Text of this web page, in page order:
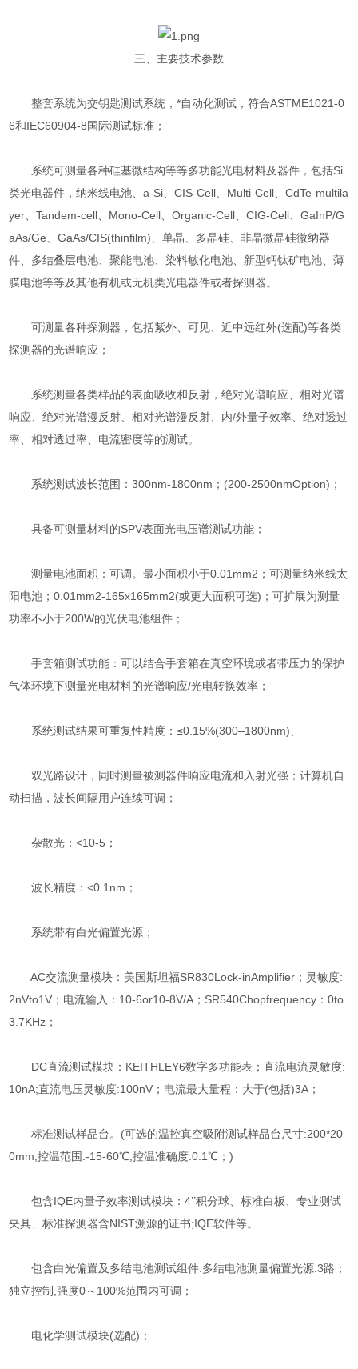
三、主要技术参数
整套系统为交钥匙测试系统，*自动化测试，符合ASTME1021-0
6和IEC60904-8国际测试标准；
系统可测量各种硅基微结构等等多功能光电材料及器件，包括Si
类光电器件，纳米线电池、a-Si、CIS-Cell、Multi-Cell、CdTe-multila
yer、Tandem-cell、Mono-Cell、Organic-Cell、CIG-Cell、GaInP/G
aAs/Ge、GaAs/CIS(thinfilm)、单晶、多晶硅、非晶微晶硅微纳器
件、多结叠层电池、聚能电池、染料敏化电池、新型钙钛矿电池、薄
膜电池等等及其他有机或无机类光电器件或者探测器。
可测量各种探测器，包括紫外、可见、近中远红外(选配)等各类
探测器的光谱响应；
系统测量各类样品的表面吸收和反射，绝对光谱响应、相对光谱
响应、绝对光谱漫反射、相对光谱漫反射、内/外量子效率、绝对透过
率、相对透过率、电流密度等的测试。
系统测试波长范围：300nm-1800nm；(200-2500nmOption)；
具备可测量材料的SPV表面光电压谱测试功能；
测量电池面积：可调。最小面积小于0.01mm2；可测量纳米线太
阳电池；0.01mm2-165x165mm2(或更大面积可选)；可扩展为测量
功率不小于200W的光伏电池组件；
手套箱测试功能：可以结合手套箱在真空环境或者带压力的保护
气体环境下测量光电材料的光谱响应/光电转换效率；
系统测试结果可重复性精度：≤0.15%(300–1800nm)、
双光路设计，同时测量被测器件响应电流和入射光强；计算机自
动扫描，波长间隔用户连续可调；
杂散光：<10-5；
波长精度：<0.1nm；
系统带有白光偏置光源；
AC交流测量模块：美国斯坦福SR830Lock-inAmplifier；灵敏度:
2nVto1V；电流输入：10-6or10-8V/A；SR540Chopfrequency：0to
3.7KHz；
DC直流测试模块：KEITHLEY6数字多功能表；直流电流灵敏度:
10nA;直流电压灵敏度:100nV；电流最大量程：大于(包括)3A；
标准测试样品台。(可选的温控真空吸附测试样品台尺寸:200*20
0mm;控温范围:-15-60℃;控温准确度:0.1℃；)
包含IQE内量子效率测试模块：4’’积分球、标准白板、专业测试
夹具、标准探测器含NIST溯源的证书;IQE软件等。
包含白光偏置及多结电池测试组件:多结电池测量偏置光源:3路；
独立控制,强度0～100%范围内可调；
电化学测试模块(选配)；